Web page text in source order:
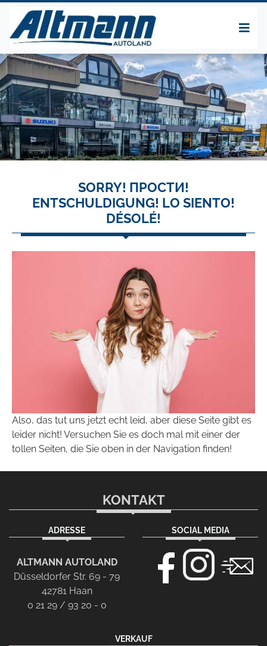
SORRY! ПРОСТИ!
ENTSCHULDIGUNG! LO SIENTO!
DÉSOLÉ!
Also, das tut uns jetzt echt leid, aber diese Seite gibt es
leider nicht! Versuchen Sie es doch mal mit einer der
tollen Seiten, die Sie oben in der Navigation finden!
KONTAKT
ADRESSE
ALTMANN AUTOLAND
Düsseldorfer Str. 69 - 79
42781 Haan
0 21 29 / 93 20 - 0
SOCIAL MEDIA
VERKAUF